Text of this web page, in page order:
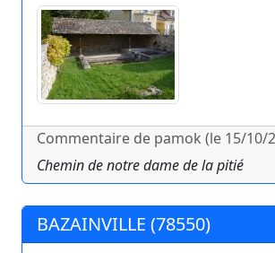
Commentaire de pamok (le 15/10/
Chemin de notre dame de la pitié
BAZAINVILLE (78550)